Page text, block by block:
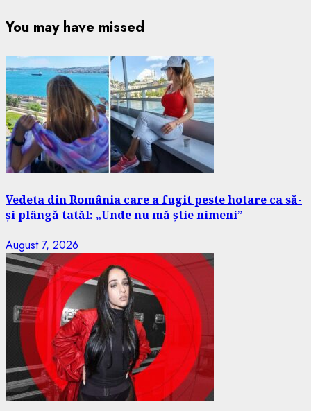
You may have missed
Vedeta din România care a fugit peste hotare ca să-
și plângă tatăl: „Unde nu mă știe nimeni”
August 7, 2026